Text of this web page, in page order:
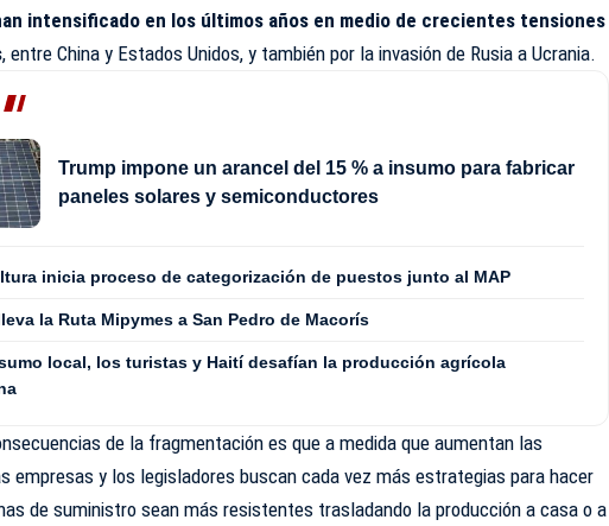
intensificado en los últimos años en medio de crecientes tensiones
, entre China y Estados Unidos, y también por la invasión de Rusia a Ucrania.
Trump impone un arancel del 15 % a insumo para fabricar
paneles solares y semiconductores
inicia proceso de categorización de puestos junto al MAP
la Ruta Mipymes a San Pedro de Macorís
local, los turistas y Haití desafían la producción agrícola
de la fragmentación es que a medida que aumentan las
empresas y los legisladores buscan cada vez más estrategias para hacer
de suministro sean más resistentes trasladando la producción a casa o a